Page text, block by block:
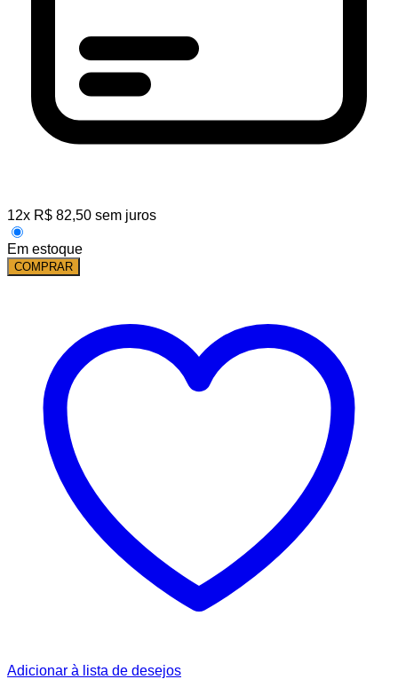
12x R$ 82,50 sem juros
Em estoque
COMPRAR
Adicionar à lista de desejos